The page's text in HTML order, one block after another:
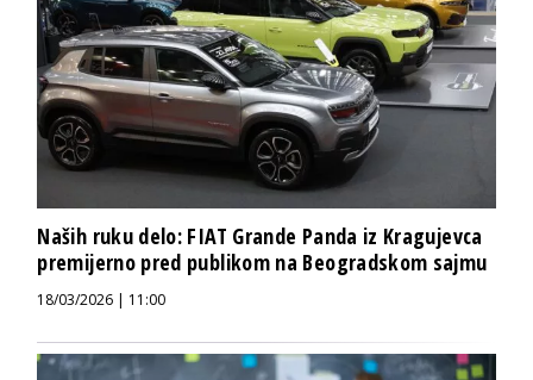
Naših ruku delo: FIAT Grande Panda iz Kragujevca
premijerno pred publikom na Beogradskom sajmu
18/03/2026 | 11:00